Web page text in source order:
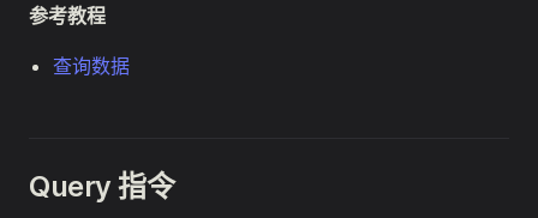
参考教程
查询数据
Query 指令